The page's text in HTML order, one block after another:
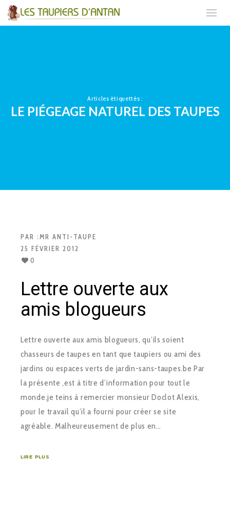
Articles étiquettés :
LE PIÉGEAGE NATUREL DES TAUPES
PAR :MR ANTI-TAUPE
25 FÉVRIER 2012
0
Lettre ouverte aux
amis blogueurs
Lettre ouverte aux amis blogueurs, qu’ils soient
chasseurs de taupes en tant que taupiers ou ami des
jardins ou espaces verts de jardin-sans-taupes.be Par
la présente ,est à titre d’information pour tout le
monde,je teins à remercier monsieur Doclot Alexis,
pour le travail qu’il a fourni pour créer se site
agréable. Malheureusement de plus en…
LIRE PLUS